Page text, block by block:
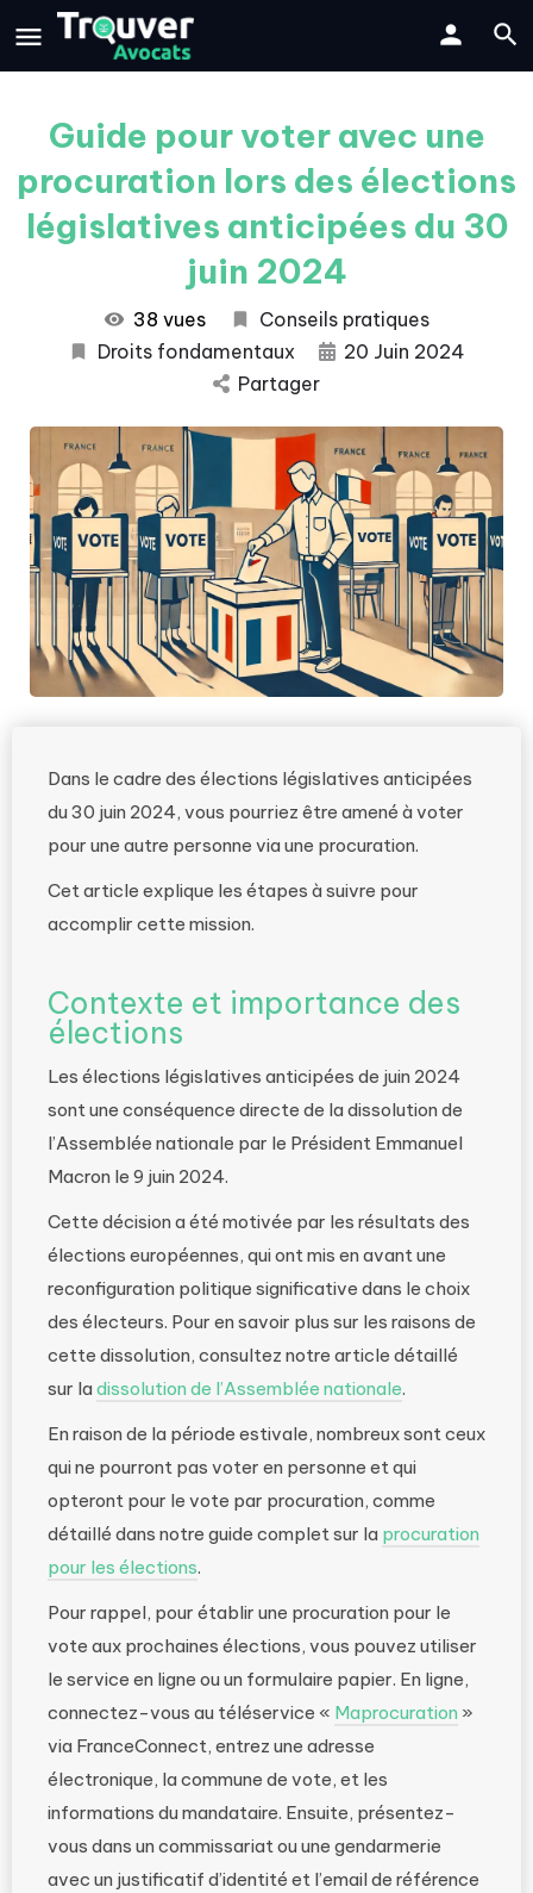
Guide pour voter avec une
procuration lors des élections
législatives anticipées du 30
juin 2024
38 vues
Conseils pratiques
Droits fondamentaux
20 Juin 2024
Partager
Dans le cadre des élections législatives anticipées
du 30 juin 2024, vous pourriez être amené à voter
pour une autre personne via une procuration.
Cet article explique les étapes à suivre pour
accomplir cette mission.
Contexte et importance des
élections
Les élections législatives anticipées de juin 2024
sont une conséquence directe de la dissolution de
l’Assemblée nationale par le Président Emmanuel
Macron le 9 juin 2024.
Cette décision a été motivée par les résultats des
élections européennes, qui ont mis en avant une
reconfiguration politique significative dans le choix
des électeurs. Pour en savoir plus sur les raisons de
cette dissolution, consultez notre article détaillé
sur la dissolution de l’Assemblée nationale.
En raison de la période estivale, nombreux sont ceux
qui ne pourront pas voter en personne et qui
opteront pour le vote par procuration, comme
détaillé dans notre guide complet sur la procuration
pour les élections.
Pour rappel, pour établir une procuration pour le
vote aux prochaines élections, vous pouvez utiliser
le service en ligne ou un formulaire papier. En ligne,
connectez-vous au téléservice « Maprocuration »
via FranceConnect, entrez une adresse
électronique, la commune de vote, et les
informations du mandataire. Ensuite, présentez-
vous dans un commissariat ou une gendarmerie
avec un justificatif d’identité et l’email de référence